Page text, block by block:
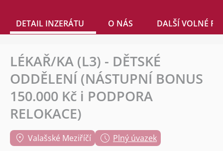
DETAIL INZERÁTU O NÁS DALŠÍ VOLNÉ
LÉKAŘ/KA (L3) - DĚTSKÉ
ODDĚLENÍ (NÁSTUPNÍ BONUS
150.000 Kč i PODPORA
RELOKACE)
Valašské Meziříčí Plný úvazek